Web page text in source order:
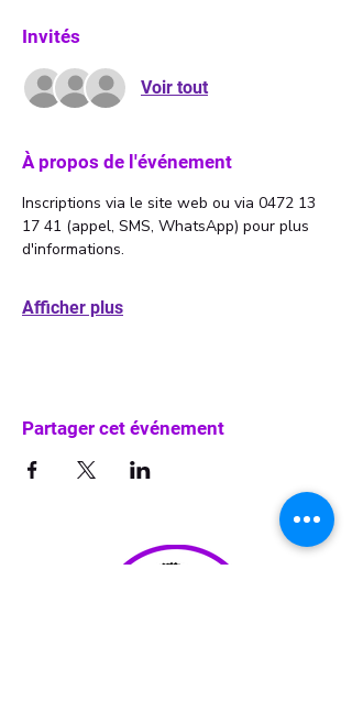
Invités
Voir tout
À propos de l'événement
Inscriptions via le site web ou via 0472 13
17 41 (appel, SMS, WhatsApp) pour plus
d'informations.
Afficher plus
Partager cet événement